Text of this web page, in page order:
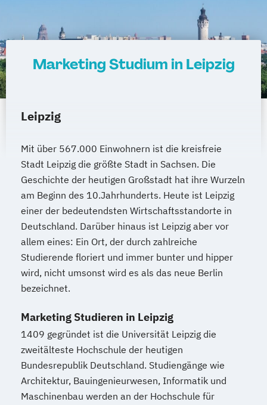
Marketing Studium in Leipzig
Leipzig
Mit über 567.000 Einwohnern ist die kreisfreie
Stadt Leipzig die größte Stadt in Sachsen. Die
Geschichte der heutigen Großstadt hat ihre Wurzeln
am Beginn des 10.Jahrhunderts. Heute ist Leipzig
einer der bedeutendsten Wirtschaftsstandorte in
Deutschland. Darüber hinaus ist Leipzig aber vor
allem eines: Ein Ort, der durch zahlreiche
Studierende floriert und immer bunter und hipper
wird, nicht umsonst wird es als das neue Berlin
bezeichnet.
Marketing Studieren in Leipzig
1409 gegründet ist die Universität Leipzig die
zweitälteste Hochschule der heutigen
Bundesrepublik Deutschland. Studiengänge wie
Architektur, Bauingenieurwesen, Informatik und
Maschinenbau werden an der Hochschule für